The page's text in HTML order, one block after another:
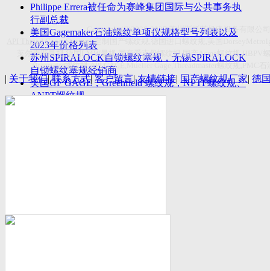
波音一季度营收增近三成超预期，近五年季度交
付数量首超空客
Philippe Errera被任命为赛峰集团国际与公共事务执
行副总裁
美国Gagemaker石油螺纹单项仪规格型号列表以及
2023年价格列表
苏州SPIRALOCK自锁螺纹塞规，无锡SPIRALOCK
自锁螺纹塞规经销商
美国GF GAGE，Greenfield 螺纹规，NPTF螺纹规、
ANPT螺纹规
Copyright(C)2026-2027苏州斯托茨机电设备有限公司
API Thread Gage, Sitemap,定制国产螺纹规
莱尔麦斯量规,德国 LMW量规,国产爱克母螺纹规 ,国产Acme 螺纹规,HBPV
Titecswiss螺纹规 ,API GAGE
| 关于我们|联系方式| 客户留言|友情链接| 国产螺纹规厂家| 德